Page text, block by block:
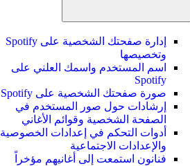
إدارة صفحتك الشخصية على Spotify
وتخصيصها
اسم المستخدم واسمك العلني على
Spotify
صورة صفحتك الشخصية على Spotify
إرشادات حول صور المستخدم في
الصفحة الشخصية وقوائم الأغاني
أدوات التحكم في إعدادات الخصوصية
والإعدادات الاجتماعية
فنانون استمعت إلى أغانيهم مؤخراً